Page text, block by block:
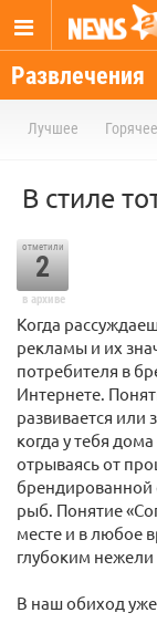
Развлечения
Лучшее Горячее
В стиле
отметили
2
в архиве
Когда
рекламы и их
потребителя в
Интернете.
развивается или
когда у тебя
отрываясь от
брендированной
рыб. Понятие
месте и в любое
глубоким
В наш обиход